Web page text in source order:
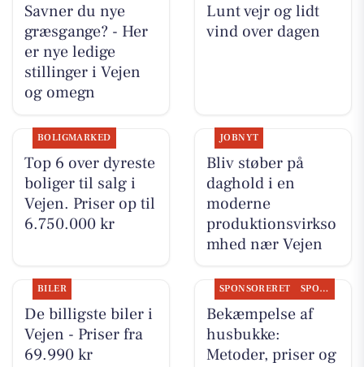
Savner du nye
græsgange? - Her
er nye ledige
stillinger i Vejen
og omegn
Lunt vejr og lidt
vind over dagen
BOLIGMARKED
Top 6 over dyreste
boliger til salg i
Vejen. Priser op til
6.750.000 kr
JOBNYT
Bliv støber på
daghold i en
moderne
produktionsvirkso
mhed nær Vejen
BILER
De billigste biler i
Vejen - Priser fra
69.990 kr
SPONSORERET SPONSORERET INDHOLD
Bekæmpelse af
husbukke:
Metoder, priser og